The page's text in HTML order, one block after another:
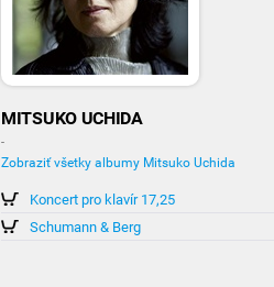
MITSUKO UCHIDA
-
Zobraziť všetky albumy Mitsuko Uchida
Koncert pro klavír 17,25
Schumann & Berg